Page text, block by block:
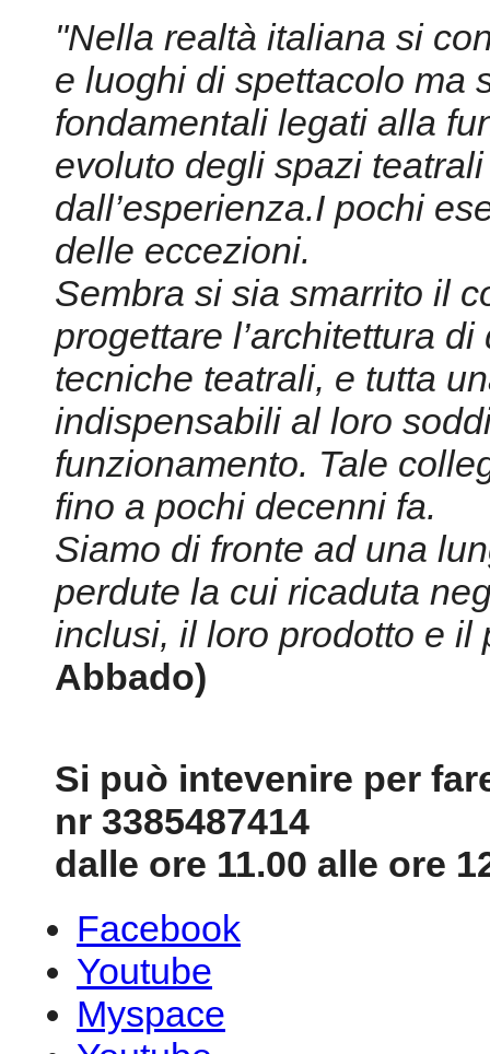
"Nella realtà italiana si
e luoghi di spettacolo ma
fondamentali legati alla
evoluto degli spazi
dall’esperienza.I pochi
delle eccezioni.
Sembra si sia smarrito il
progettare l’architettura
tecniche teatrali, e tutta
indispensabili al loro
funzionamento. Tale
fino a pochi decenni fa.
Siamo di fronte ad una
perdute la cui ricaduta
inclusi, il loro prodotto e il
Abbado)
Si può intevenire per
nr 3385487414
dalle ore 11.00 alle ore
Facebook
Youtube
Myspace